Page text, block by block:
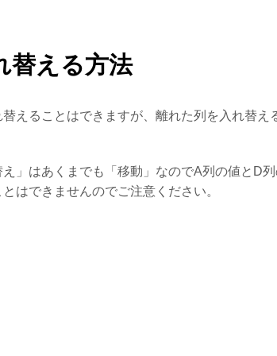
替える方法
えることはできますが、離れた列を入れ替え
」はあくまでも「移動」なのでA列の値とD
はできませんのでご注意ください。